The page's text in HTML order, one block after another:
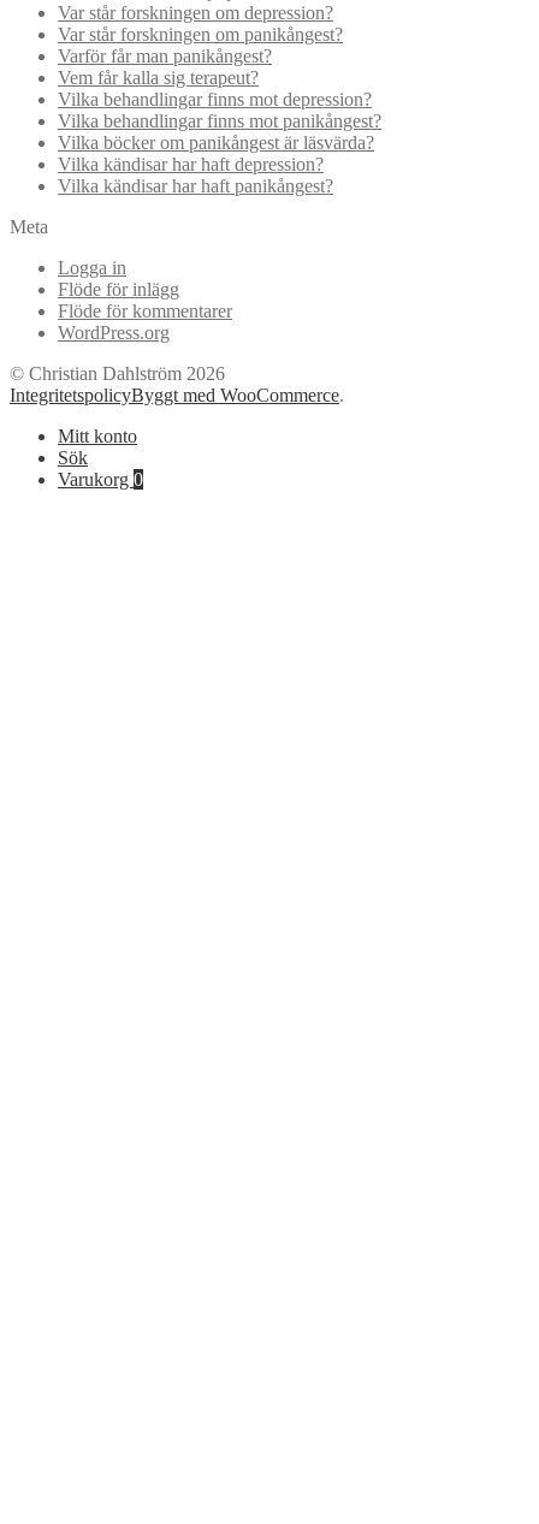
Var står forskningen om depression?
Var står forskningen om panikångest?
Varför får man panikångest?
Vem får kalla sig terapeut?
Vilka behandlingar finns mot depression?
Vilka behandlingar finns mot panikångest?
Vilka böcker om panikångest är läsvärda?
Vilka kändisar har haft depression?
Vilka kändisar har haft panikångest?
Meta
Logga in
Flöde för inlägg
Flöde för kommentarer
WordPress.org
© Christian Dahlström 2026
IntegritetspolicyByggt med WooCommerce.
Mitt konto
Sök
Varukorg 0